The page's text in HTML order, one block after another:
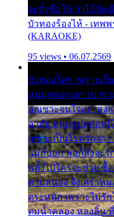
จะตั้งชื่อให้ ว่าไอ้บังเ
บัวทองร้องไห้ - เทพ
(KARAOKE)
95 views • 06.07.2569
บัวทองโศก เพราะเ
หนุ่มหลอกเอา เขาร
ออเซาะจนใจเบา สง
อาลัย หนุ่มรูปหล่อหนี
เพราะเป็นโรครักจา
แม่ก็บอก พ่อก็สั่งจะรั
พลั้งไปใครจะช่วย ซื้
ตามสนอง จึงเศร้าห
ตระหนัก เพราะไม่รั
ตมน้ำคลอง หลงลิ้น